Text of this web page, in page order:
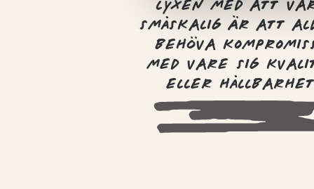
LYXEN MED ATT
SMÅSKALIG ÄR ATT
BEHÖVA
MED VARE SIG
ELLER